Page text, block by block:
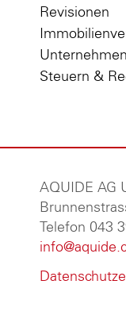
Revisionen
Steuern &
AQUIDE AG
Telefon 043